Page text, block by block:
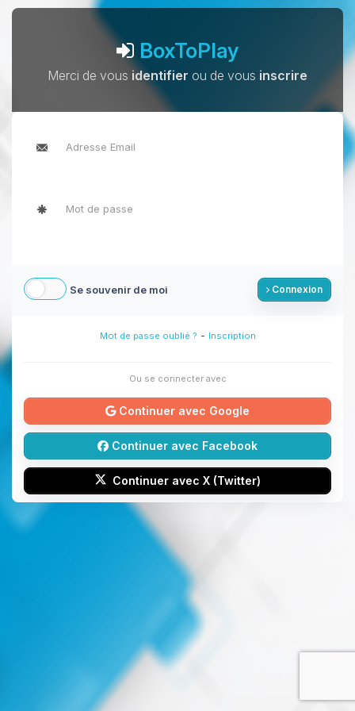
BoxToPlay
Merci de vous identifier ou de vous inscrire
Se souvenir de moi Connexion
Mot de passe oublié ? - Inscription
Ou se connecter avec
Continuer avec Google
Continuer avec Facebook
Continuer avec X (Twitter)